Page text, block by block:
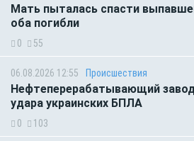
Мать пыталась спасти
оба погибли
0 55
06.08.2026 12:55 Происшествия
Нефтеперерабатывающий
удара украинских БПЛА
0 103